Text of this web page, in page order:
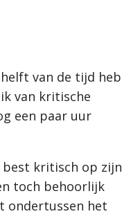
van de tijd heb
van kritische
een paar uur
best kritisch op zijn
toch behoorlijk
ondertussen het